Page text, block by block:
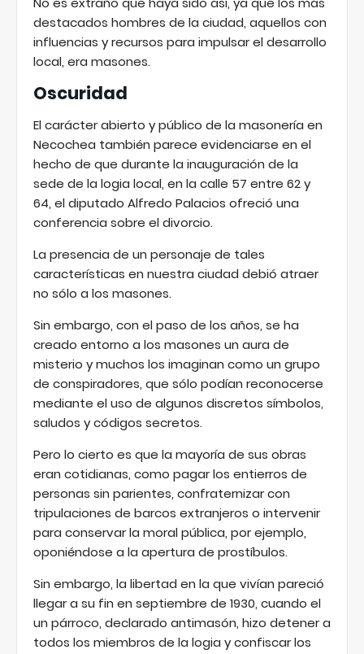
destacados hombres de la ciudad, aquellos con
influencias y recursos para impulsar el desarrollo
local, era masones.
Oscuridad
El carácter abierto y público de la masonería en
Necochea también parece evidenciarse en el
hecho de que durante la inauguración de la
sede de la logia local, en la calle 57 entre 62 y
64, el diputado Alfredo Palacios ofreció una
conferencia sobre el divorcio.
La presencia de un personaje de tales
características en nuestra ciudad debió atraer
no sólo a los masones.
Sin embargo, con el paso de los años, se ha
creado entorno a los masones un aura de
misterio y muchos los imaginan como un grupo
de conspiradores, que sólo podían reconocerse
mediante el uso de algunos discretos símbolos,
saludos y códigos secretos.
Pero lo cierto es que la mayoría de sus obras
eran cotidianas, como pagar los entierros de
personas sin parientes, confraternizar con
tripulaciones de barcos extranjeros o intervenir
para conservar la moral pública, por ejemplo,
oponiéndose a la apertura de prostíbulos.
Sin embargo, la libertad en la que vivían pareció
llegar a su fin en septiembre de 1930, cuando el
un párroco, declarado antimasón, hizo detener a
todos los miembros de la logia y confiscar los